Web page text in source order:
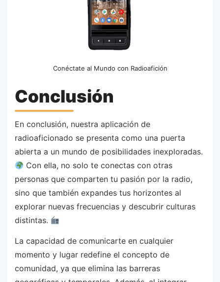
Conéctate al Mundo con Radioafición
Conclusión
En conclusión, nuestra aplicación de
radioaficionado se presenta como una puerta
abierta a un mundo de posibilidades inexploradas.
Con ella, no solo te conectas con otras
personas que comparten tu pasión por la radio,
sino que también expandes tus horizontes al
explorar nuevas frecuencias y descubrir culturas
distintas.
La capacidad de comunicarte en cualquier
momento y lugar redefine el concepto de
comunidad, ya que elimina las barreras